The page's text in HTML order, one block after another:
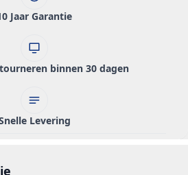
Jaar Garantie
binnen 30 dagen
Levering